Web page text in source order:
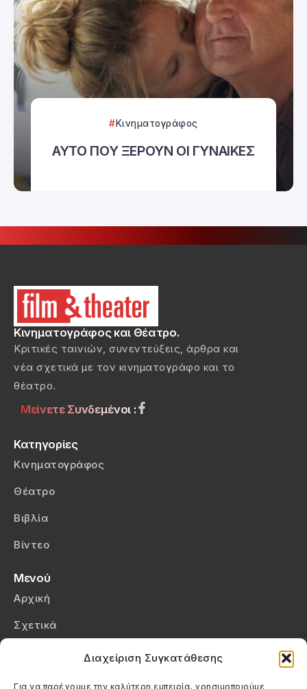
Διαχείριση Συγκατάθεσης
Για να παρέχουμε την καλύτερη εμπειρία, χρησιμοποιούμε
Κινηματογράφος
ΑΥΤΟ ΠΟΥ ΞΕΡΟΥΝ ΟΙ ΓΥΝΑΙΚΕΣ
Κινηματογράφος και Θέατρο.
Κριτικές ταινιών, συνεντεύξεις, άρθρα και
νέα σχετικά με τον κινηματογράφο και το
θέατρο.
Μείνετε Συνδεμένοι :
Κατηγορίες
Κινηματογράφος
Θέατρο
Βιβλία
Βίντεο
Μενού
Αρχική
Σχετικά